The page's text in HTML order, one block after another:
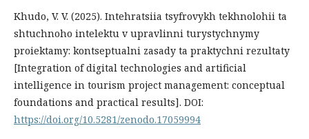
Khudo, V. V. (2025). Intehratsiia tsyfrovykh tekhnolohii ta
shtuchnoho intelektu v upravlinni turystychnymy
proiektamy: kontseptualni zasady ta praktychni rezultaty
[Integration of digital technologies and artificial
intelligence in tourism project management: conceptual
foundations and practical results]. DOI:
https://doi.org/10.5281/zenodo.17059994